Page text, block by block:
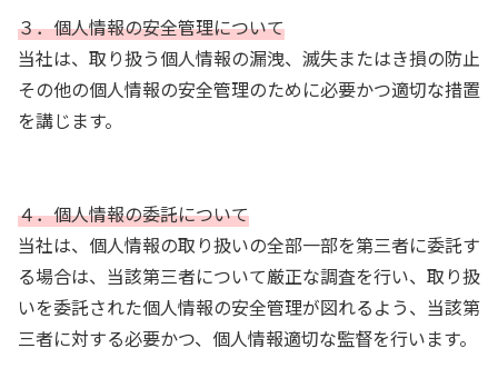
３．個人情報の安全管理について
当社は、取り扱う個人情報の漏洩、滅失またはき損の防止
その他の個人情報の安全管理のために必要かつ適切な措置
を講じます。
４．個人情報の委託について
当社は、個人情報の取り扱いの全部一部を第三者に委託す
る場合は、当該第三者について厳正な調査を行い、取り扱
いを委託された個人情報の安全管理が図れるよう、当該第
三者に対する必要かつ、個人情報適切な監督を行います。